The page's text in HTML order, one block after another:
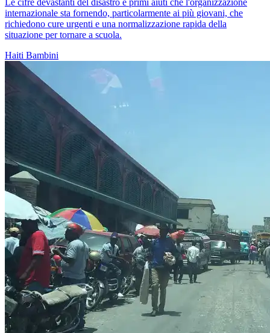
Le cifre devastanti del disastro e primi aiuti che l'organizzazione
internazionale sta fornendo, particolarmente ai più giovani, che
richiedono cure urgenti e una normalizzazione rapida della
situazione per tornare a scuola.
Haiti Bambini